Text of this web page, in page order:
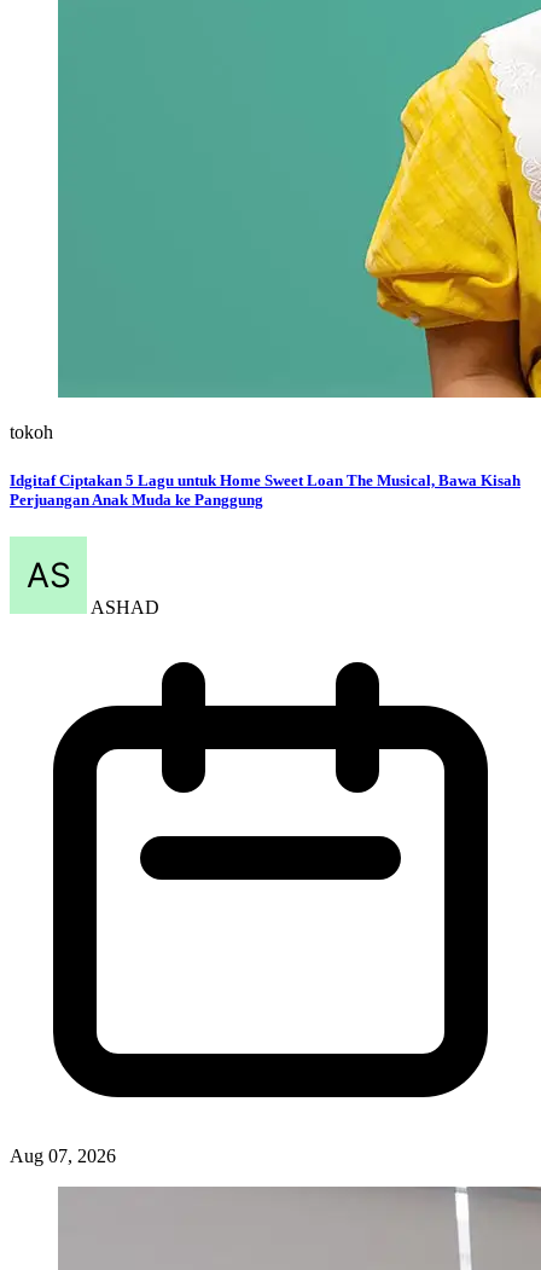
tokoh
Idgitaf Ciptakan 5 Lagu untuk Home Sweet Loan The Musical, Bawa Kisah
Perjuangan Anak Muda ke Panggung
ASHAD
Aug 07, 2026